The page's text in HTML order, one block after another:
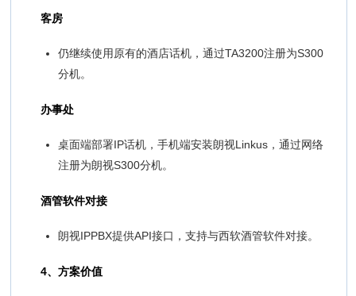
客房
仍继续使用原有的酒店话机，通过TA3200注册为S300
分机。
办事处
桌面端部署IP话机，手机端安装朗视Linkus，通过网络
注册为朗视S300分机。
酒管软件对接
朗视IPPBX提供API接口，支持与西软酒管软件对接。
4、方案价值